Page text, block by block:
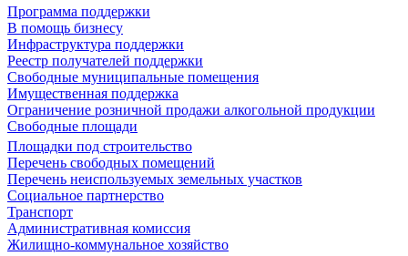
Программа поддержки
В помощь бизнесу
Инфраструктура поддержки
Реестр получателей поддержки
Свободные муниципальные помещения
Имущественная поддержка
Ограничение розничной продажи алкогольной продукции
Свободные площади
Площадки под строительство
Перечень свободных помещений
Перечень неиспользуемых земельных участков
Социальное партнерство
Транспорт
Административная комиссия
Жилищно-коммунальное хозяйство